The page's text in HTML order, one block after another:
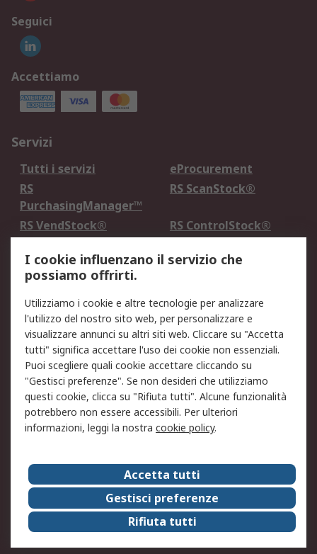
Seguici
Accettiamo
Servizi
Tutti i servizi
eProcurement
RS
PurchasingManager™
RS ScanStock®
RS VendStock®
RS ControlStock®
Legale
Informativa Cookie
Informativa Privacy -
Aggiornata
Email Security
Termini d'uso
Condizioni di vendita
Condizioni generali di
servizio
Etica e responsabilità
Chi Siamo
Chi Siamo
Contattaci
Supporto
ESG
Carriere
RS Group
Press Centre
Discovery: il Blog di RS
I cookie influenzano il servizio che
possiamo offrirti.
Utilizziamo i cookie e altre tecnologie per analizzare
l'utilizzo del nostro sito web, per personalizzare e
visualizzare annunci su altri siti web. Cliccare su "Accetta
tutti" significa accettare l'uso dei cookie non essenziali.
Puoi scegliere quali cookie accettare cliccando su
"Gestisci preferenze". Se non desideri che utilizziamo
questi cookie, clicca su "Rifiuta tutti". Alcune funzionalità
potrebbero non essere accessibili. Per ulteriori
informazioni, leggi la nostra cookie policy.
Accetta tutti
Gestisci preferenze
Rifiuta tutti